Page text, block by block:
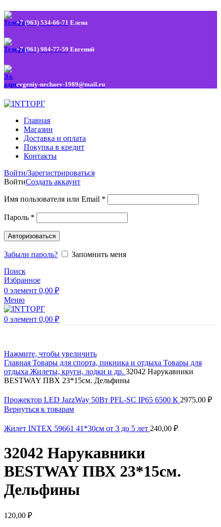
+7 (963) 534-66-71 Елена
+7 (961) 984-77-59 Евгений
evgeniy-nechaev-1989@mail.ru
Главная
Магазин
Доставка и оплата
Покупка в кредит
Контакты
Войти/Зарегистрироваться
ВойтиСоздать аккаунт
Имя пользователя или Email *
Пароль *
Авторизоваться
Забыли пароль?
Запомнить меня
Поиск
Избранное
0 элемент 0,00 ₽
Меню
0 элемент 0,00 ₽
Нажмите, чтобы увеличить
Главная Товары для спорта, пикника и отдыха Товары для
отдыха Жилеты, круги, лодки и др. 32042 Нарукавники
BESTWAY ПВХ 23*15см. Дельфины
Прожектор LED JazzWay 50Вт PFL-SC IP65 6500 К 2975,00 ₽
Вернуться к товарам
Жилет INTEX 59661 41*30см от 3 до 5 лет 240,00 ₽
32042 Нарукавники
BESTWAY ПВХ 23*15см.
Дельфины
120,00 ₽